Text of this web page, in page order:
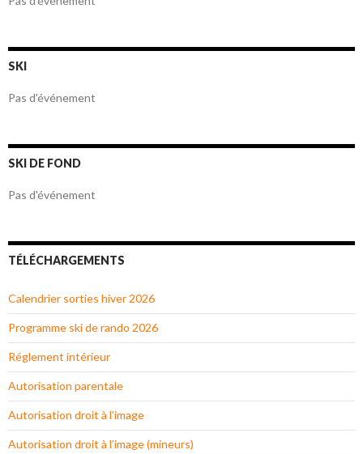
SKI
Pas d'événement
SKI DE FOND
Pas d'événement
TÉLÉCHARGEMENTS
Calendrier sorties hiver 2026
Programme ski de rando 2026
Réglement intérieur
Autorisation parentale
Autorisation droit à l’image
Autorisation droit à l’image (mineurs)